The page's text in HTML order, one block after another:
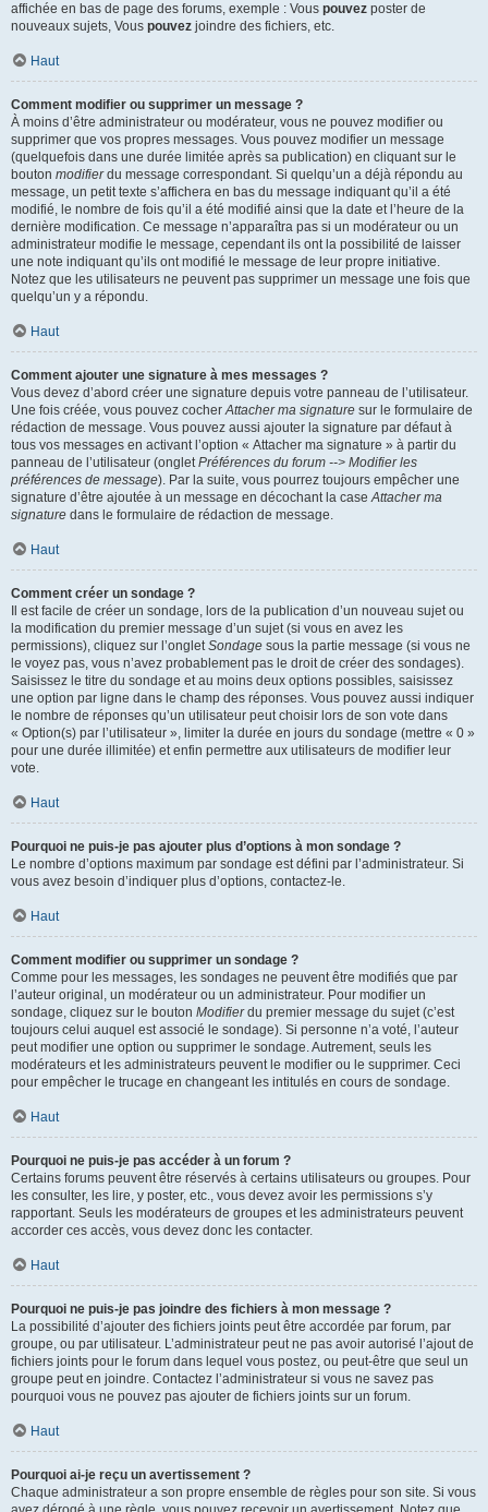
affichée en bas de page des forums, exemple : Vous pouvez poster de
nouveaux sujets, Vous pouvez joindre des fichiers, etc.
Haut
Comment modifier ou supprimer un message ?
À moins d’être administrateur ou modérateur, vous ne pouvez modifier ou
supprimer que vos propres messages. Vous pouvez modifier un message
(quelquefois dans une durée limitée après sa publication) en cliquant sur le
bouton modifierdu message correspondant. Si quelqu’un a déjà répondu au
message, un petit texte s’affichera en bas du message indiquant qu’il a été
modifié, le nombre de fois qu’il a été modifié ainsi que la date et l’heure de la
dernière modification. Ce message n’apparaîtra pas si un modérateur ou un
administrateur modifie le message, cependant ils ont la possibilité de laisser
une note indiquant qu’ils ont modifié le message de leur propre initiative.
Notez que les utilisateurs ne peuvent pas supprimer un message une fois que
quelqu’un y a répondu.
Haut
Comment ajouter une signature à mes messages ?
Vous devez d’abord créer une signature depuis votre panneau de l’utilisateur.
Une fois créée, vous pouvez cocherAttacher ma signature sur le formulaire de
rédaction de message. Vous pouvez aussi ajouter la signature par défaut à
tous vos messages en activant l’option « Attacher ma signature » à partir du
panneau de l’utilisateur (ongletPréférences du forum --> Modifier les
préférences de message). Par la suite, vous pourrez toujours empêcher une
signature d’être ajoutée à un message en décochant la caseAttacher ma
signature dans le formulaire de rédaction de message.
Haut
Comment créer un sondage ?
Il est facile de créer un sondage, lors de la publication d’un nouveau sujet ou
la modification du premier message d’un sujet (si vous en avez les
permissions), cliquez sur l’ongletSondage sous la partie message (si vous ne
le voyez pas, vous n’avez probablement pas le droit de créer des sondages).
Saisissez le titre du sondage et au moins deux options possibles, saisissez
une option par ligne dans le champ des réponses. Vous pouvez aussi indiquer
le nombre de réponses qu’un utilisateur peut choisir lors de son vote dans
« Option(s) par l’utilisateur », limiter la durée en jours du sondage (mettre « 0 »
pour une durée illimitée) et enfin permettre aux utilisateurs de modifier leur
vote.
Haut
Pourquoi ne puis-je pas ajouter plus d’options à mon sondage ?
Le nombre d’options maximum par sondage est défini par l’administrateur. Si
vous avez besoin d’indiquer plus d’options, contactez-le.
Haut
Comment modifier ou supprimer un sondage ?
Comme pour les messages, les sondages ne peuvent être modifiés que par
l’auteur original, un modérateur ou un administrateur. Pour modifier un
sondage, cliquez sur le bouton Modifierdu premier message du sujet (c’est
toujours celui auquel est associé le sondage). Si personne n’a voté, l’auteur
peut modifier une option ou supprimer le sondage. Autrement, seuls les
modérateurs et les administrateurs peuvent le modifier ou le supprimer. Ceci
pour empêcher le trucage en changeant les intitulés en cours de sondage.
Haut
Pourquoi ne puis-je pas accéder à un forum ?
Certains forums peuvent être réservés à certains utilisateurs ou groupes. Pour
les consulter, les lire, y poster, etc., vous devez avoir les permissions s’y
rapportant. Seuls les modérateurs de groupes et les administrateurs peuvent
accorder ces accès, vous devez donc les contacter.
Haut
Pourquoi ne puis-je pas joindre des fichiers à mon message ?
La possibilité d’ajouter des fichiers joints peut être accordée par forum, par
groupe, ou par utilisateur. L’administrateur peut ne pas avoir autorisé l’ajout de
fichiers joints pour le forum dans lequel vous postez, ou peut-être que seul un
groupe peut en joindre. Contactez l’administrateur si vous ne savez pas
pourquoi vous ne pouvez pas ajouter de fichiers joints sur un forum.
Haut
Pourquoi ai-je reçu un avertissement ?
Chaque administrateur a son propre ensemble de règles pour son site. Si vous